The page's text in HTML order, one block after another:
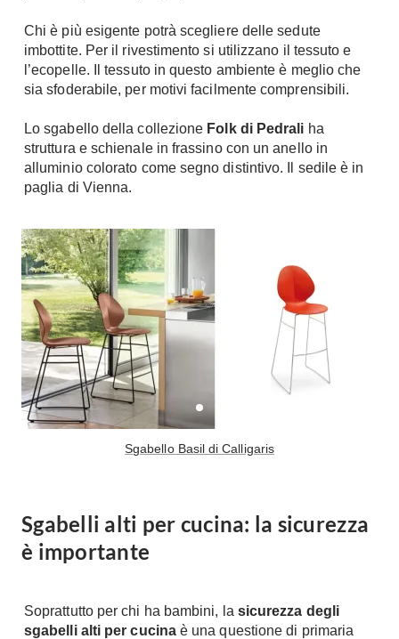
Chi è più esigente potrà scegliere delle sedute
imbottite. Per il rivestimento si utilizzano il tessuto e
l’ecopelle. Il tessuto in questo ambiente è meglio che
sia sfoderabile, per motivi facilmente comprensibili.
Lo sgabello della collezione Folk di Pedrali ha
struttura e schienale in frassino con un anello in
alluminio colorato come segno distintivo. Il sedile è in
paglia di Vienna.
Sgabello Basil di Calligaris
Sgabelli alti per cucina: la sicurezza
è importante
Soprattutto per chi ha bambini, la sicurezza degli
sgabelli alti per cucinaè una questione di primaria